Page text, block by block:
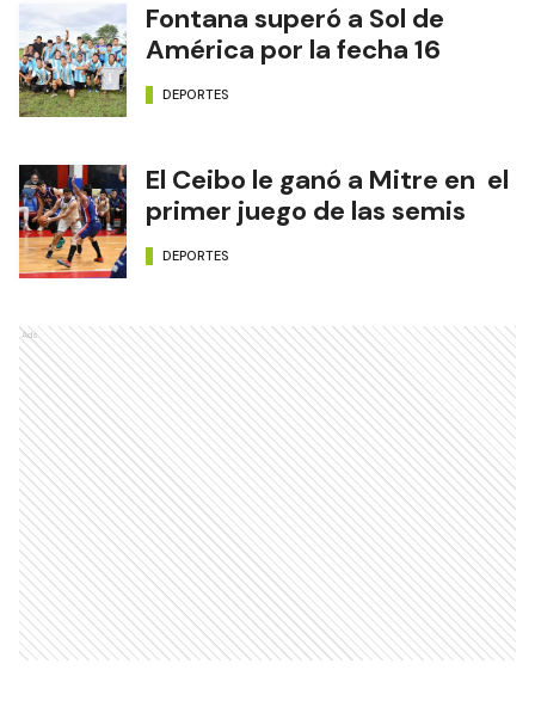
Fontana superó a Sol de
América por la fecha 16
DEPORTES
El Ceibo le ganó a Mitre en el
primer juego de las semis
DEPORTES
Ads